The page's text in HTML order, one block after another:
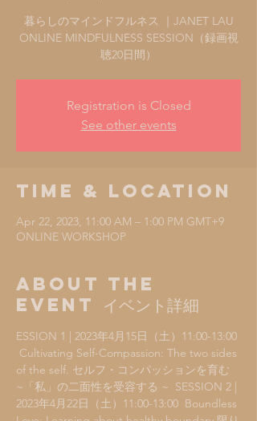
暮らしのマインドフルネス ｜JANET LAU
ONLINE MINDFULNESS SESSION（録画視
聴20日間）
Registration is Closed
See other events
Time & Location
Apr 22, 2023, 11:00 AM – 1:00 PM GMT+9
ONLINE WORKSHOP
About the
Event イベント詳細
ESSION 1 | 2023年4月15日（土）11:00-13:00
Cultivating Self-Compassion: The two sides
of the self. セルフ・コンパッションを育む
~「私」の二面性を受容する ~  SESSION 2 |
2023年4月22日（土）11:00-13:00  Boundless